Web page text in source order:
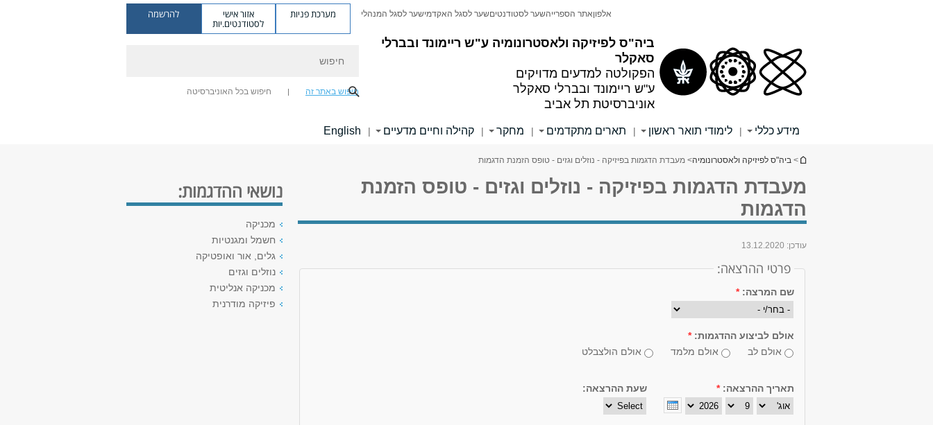
ביה"ס לפיזיקה ולאסטרונומיה ע"ש ריימונד ובברלי
סאקלר
הפקולטה למדעים מדויקים
ע"ש ריימונד ובברלי סאקלר
אוניברסיטת תל אביב
אלפוןאתר הספרייהשער לסטודנטיםשער לסגל האקדמישער לסגל המנהלי מערכת פניות אזור אישי
לסטודנטים.יות
להרשמה
חיפוש באתר זה חיפוש בכל האוניברסיטה
מידע כללי | לימודי תואר ראשון | תארים מתקדמים | מחקר | קהילה וחיים מדעיים |
English
הינך נמצא כאן
> ביה"ס לפיזיקה ולאסטרונומיה> מעבדת הדגמות בפיזיקה - נוזלים וגזים - טופס הזמנת הדגמות
מעבדת הדגמות בפיזיקה - נוזלים וגזים - טופס הזמנת
הדגמות
עודכן: 13.12.2020
פרטי ההרצאה:
שם המרצה:*
אולם לביצוע ההדגמות:*
אולם לב
אולם מלמד אולם הולצבלט
תאריך ההרצאה:*
חודש
יום שנה
שעת ההרצאה:
נושאי ההדגמות:
מכניקה
חשמל ומגנטיות
גלים, אור ואופטיקה
נוזלים וגזים
מכניקה אנליטית
פיזיקה מודרנית